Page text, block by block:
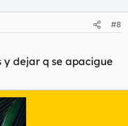
#8
y dejar q se apacigue